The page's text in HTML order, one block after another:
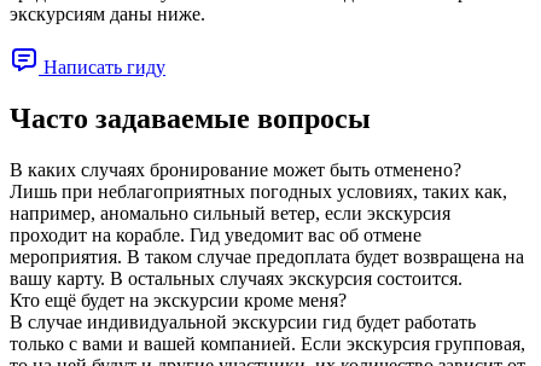
экскурсиям даны ниже.
Написать гиду
Часто задаваемые вопросы
В каких случаях бронирование может быть отменено?
Лишь при неблагоприятных погодных условиях, таких как,
например, аномально сильный ветер, если экскурсия
проходит на корабле. Гид уведомит вас об отмене
мероприятия. В таком случае предоплата будет возвращена на
вашу карту. В остальных случаях экскурсия состоится.
Кто ещё будет на экскурсии кроме меня?
В случае индивидуальной экскурсии гид будет работать
только с вами и вашей компанией. Если экскурсия групповая,